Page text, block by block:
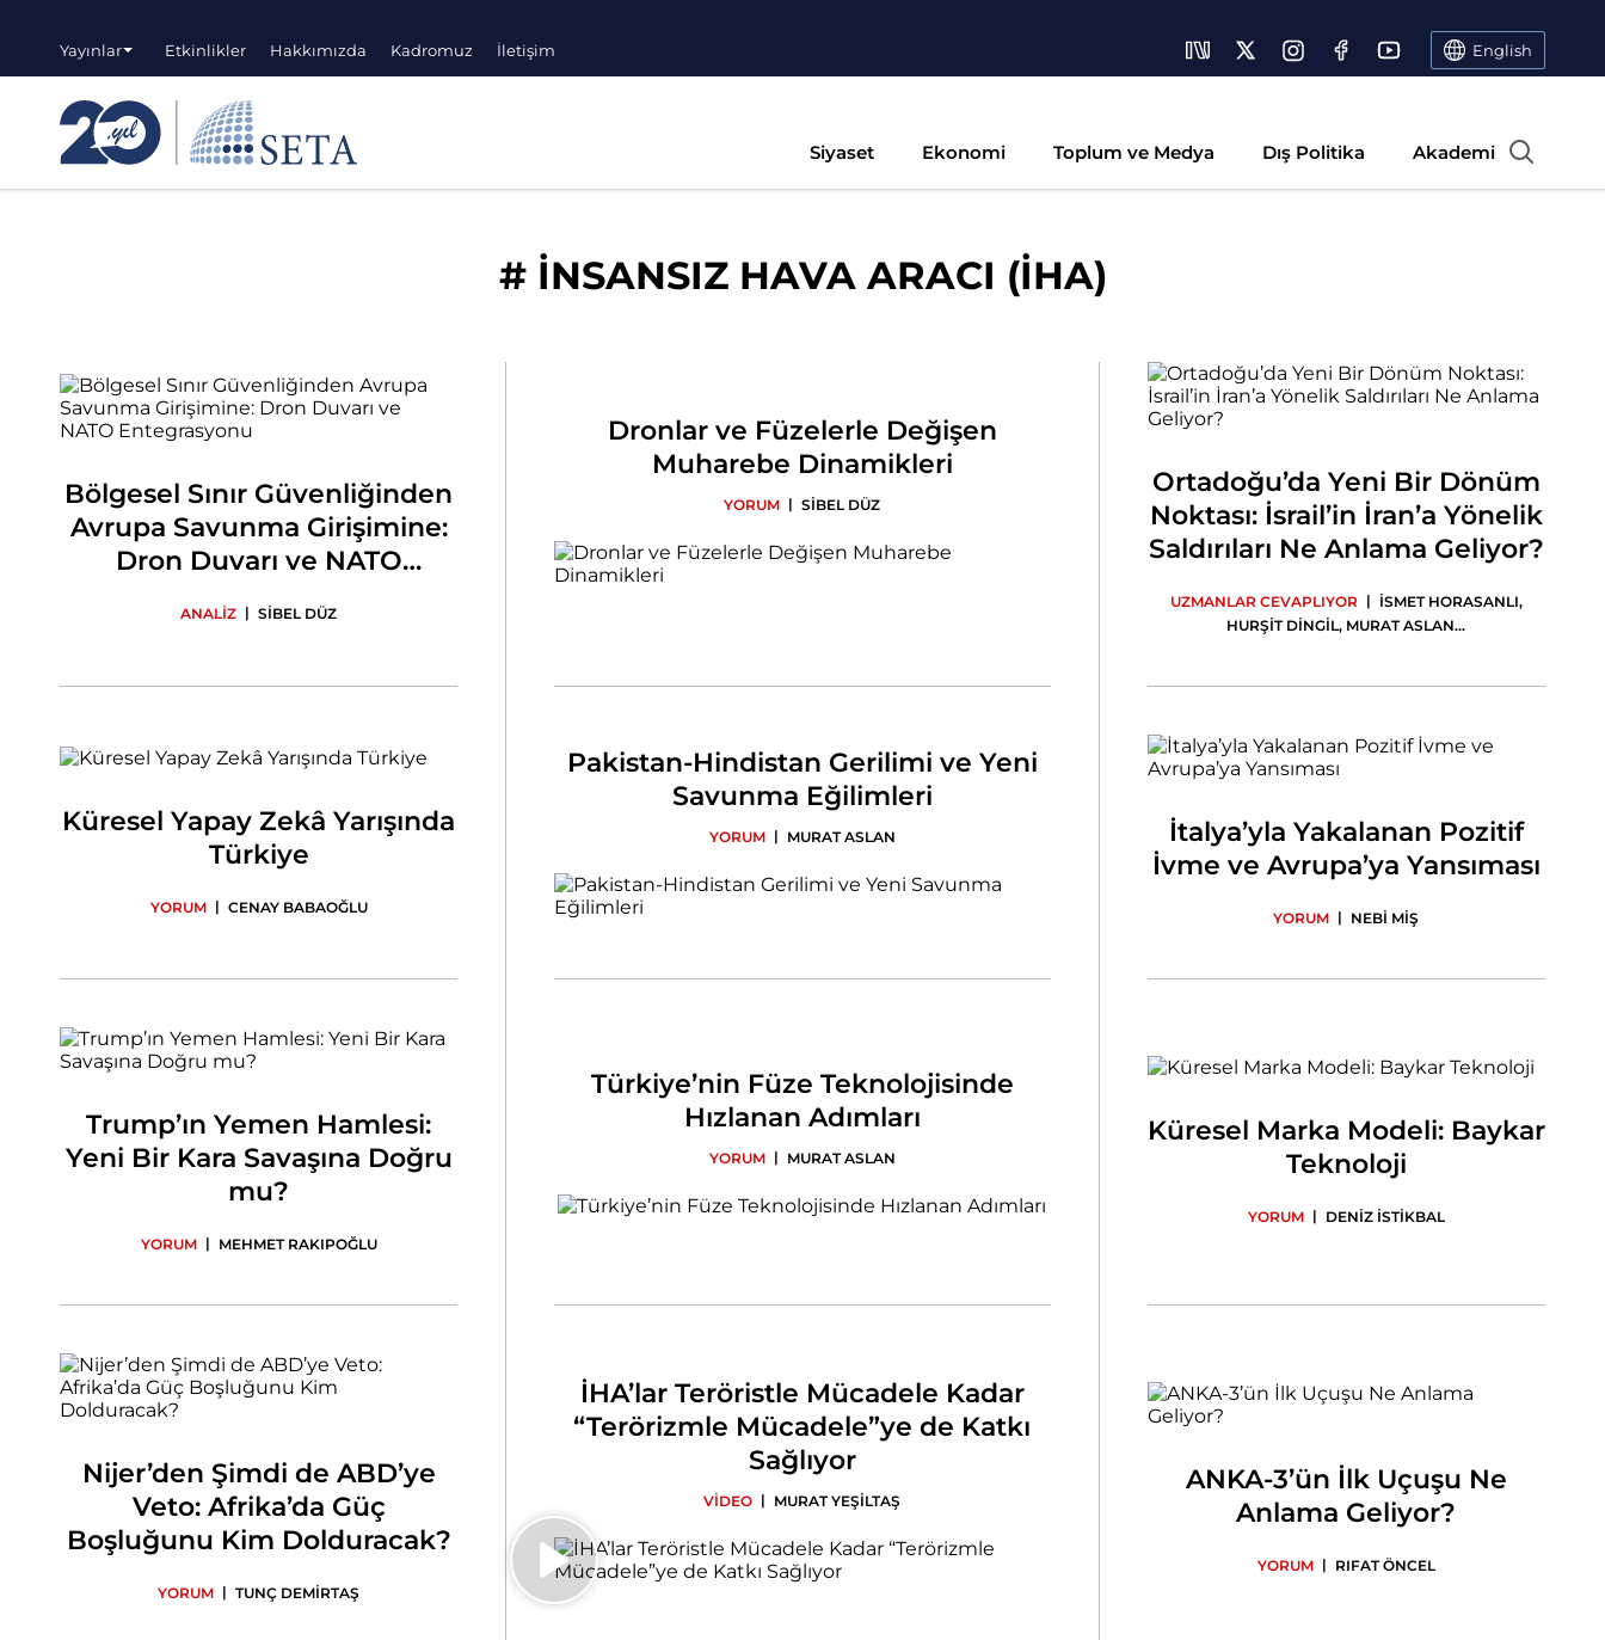
Yayınlar Etkinlikler Hakkımızda Kadromuz İletişim English
Siyaset Ekonomi Toplum ve Medya Dış Politika Akademi
# İNSANSIZ HAVA ARACI (İHA)
Bölgesel Sınır Güvenliğinden
Avrupa Savunma Girişimine:
Dron Duvarı ve NATO
ANALİZ | SİBEL DÜZ
Dronlar ve Füzelerle Değişen
Muharebe Dinamikleri
YORUM | SİBEL DÜZ
Ortadoğu’da Yeni Bir Dönüm
Noktası: İsrail’in İran’a Yönelik
Saldırıları Ne Anlama Geliyor?
UZMANLAR CEVAPLIYOR | İSMET HORASANLI,
HURŞİT DİNGİL, MURAT ASLAN...
Küresel Yapay Zekâ Yarışında
Türkiye
YORUM | CENAY BABAOĞLU
Pakistan-Hindistan Gerilimi ve Yeni
Savunma Eğilimleri
YORUM | MURAT ASLAN
İtalya’yla Yakalanan Pozitif
İvme ve Avrupa’ya Yansıması
YORUM | NEBİ MİŞ
Trump’ın Yemen Hamlesi:
Yeni Bir Kara Savaşına Doğru
mu?
YORUM | MEHMET RAKIPOĞLU
Türkiye’nin Füze Teknolojisinde
Hızlanan Adımları
YORUM | MURAT ASLAN
Küresel Marka Modeli: Baykar
Teknoloji
YORUM | DENİZ İSTİKBAL
Nijer’den Şimdi de ABD’ye
Veto: Afrika’da Güç
Boşluğunu Kim Dolduracak?
YORUM | TUNÇ DEMİRTAŞ
İHA’lar Teröristle Mücadele Kadar
“Terörizmle Mücadele”ye de Katkı
Sağlıyor
VİDEO | MURAT YEŞİLTAŞ
ANKA-3’ün İlk Uçuşu Ne
Anlama Geliyor?
YORUM | RIFAT ÖNCEL